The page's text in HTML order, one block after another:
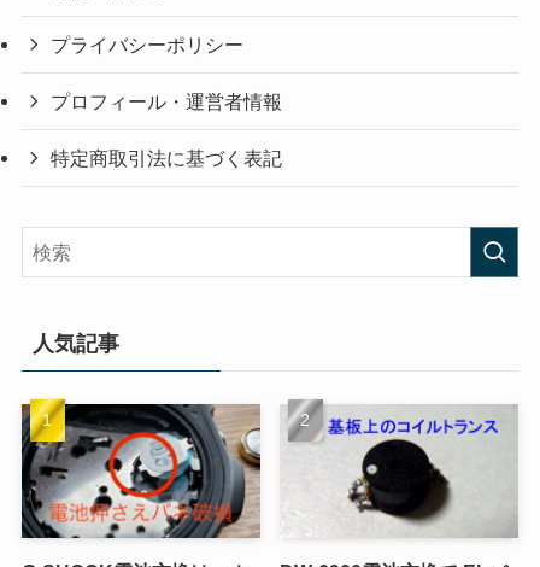
プライバシーポリシー
プロフィール・運営者情報
特定商取引法に基づく表記
人気記事